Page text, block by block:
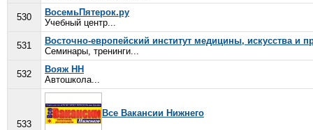
530
ВосемьПятерок.ру
Учебный центр...
531
Восточно-европейский институт медицины, искусства и
Семинары, тренинги...
532
Вояж НН
Автошкола...
533
Все Вакансии Нижнего